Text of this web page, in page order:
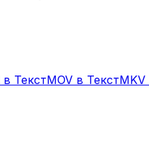
в ТекстMOV в ТекстMKV